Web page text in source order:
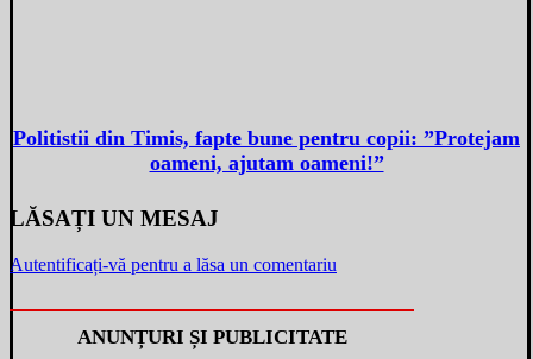
Politistii din Timis, fapte bune pentru copii: ”Protejam
oameni, ajutam oameni!”
LĂSAȚI UN MESAJ
Autentificați-vă pentru a lăsa un comentariu
ANUNȚURI ȘI PUBLICITATE